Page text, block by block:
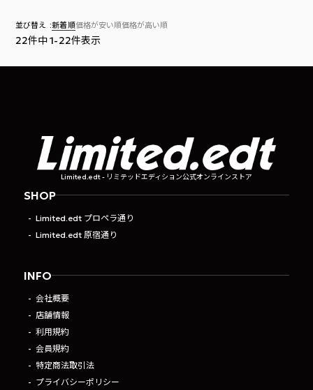
並び替え 新着順価格が安い順価格が高い順
22件中1-22件表示
Limited.edt - リミテッドエディション公式オンラインストア
SHOP
Limited.edt プロペラ通り
Limited.edt 原宿通り
INFO
会社概要
店舗情報
利用規約
会員規約
特定商法取引法
プライバシーポリシー